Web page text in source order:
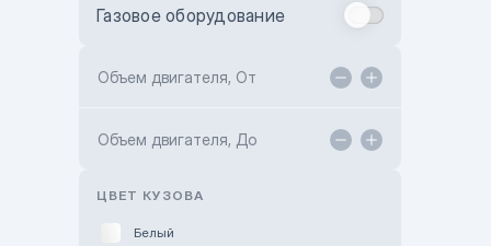
Toyota Kokshetau
Hyundai ShymCity
Газовое оборудование
Объем двигателя, От
Объем двигателя, До
ЦВЕТ КУЗОВА
Белый